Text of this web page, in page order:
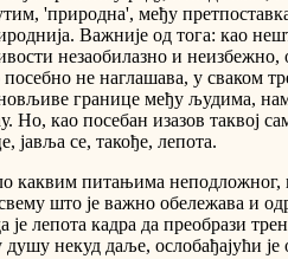
'природна', међу
Важније од тога: као
незаобилазно и неизбежно,
посебно не наглашава, у сваком
границе међу људима,
Но, као посебан изазов таквој
јавља се, такође, лепота.
каквим питањима неподложног,
што је важно обележава и
је лепота кадра да преобрази
некуд даље, ослобађајући је